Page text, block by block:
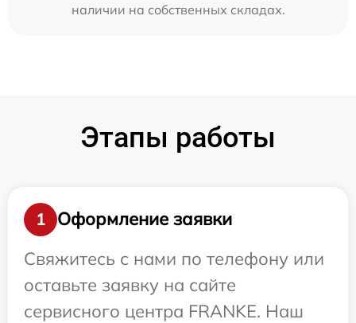
наличии на собственных складах.
Этапы работы
1
Оформление заявки
Свяжитесь с нами по телефону или
оставьте заявку на сайте
сервисного центра FRANKE. Наш